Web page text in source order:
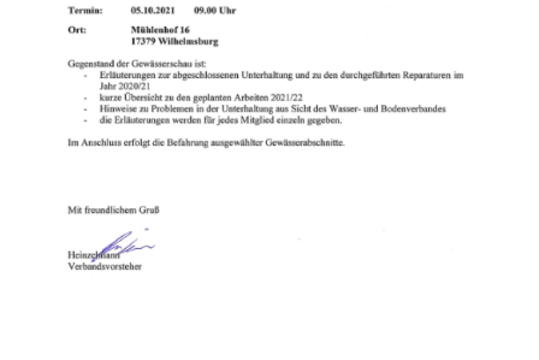
مرحبًا بكم في شتراسبورغ (أوكرمارك)
Bine ați venit în Strasburg (Uckermark)
Online-Bewerbungen
Sprache/Language